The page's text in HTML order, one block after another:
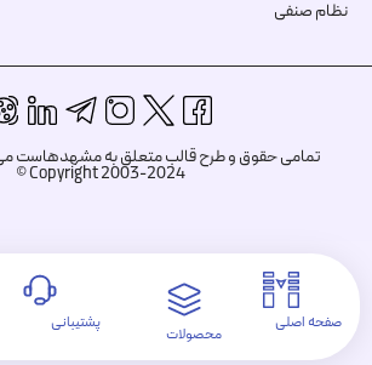
نظام صنفی
تمامی حقوق و طرح قالب متعلق به مشهدهاست
Copyright 2003-2024 ©
صفحه اصلی
محصولات
پشتیبانی